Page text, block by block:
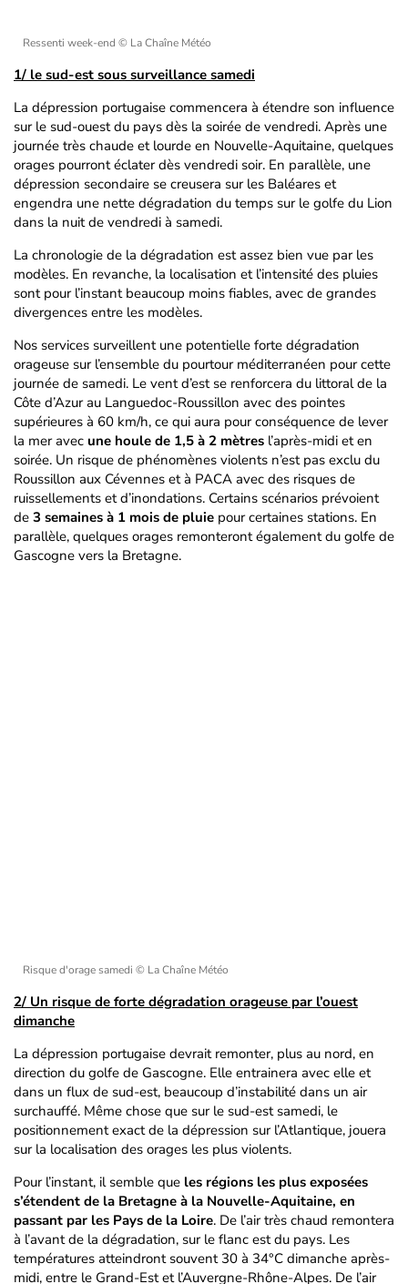
Ressenti week-end © La Chaîne Météo
1/ le sud-est sous surveillance samedi
La dépression portugaise commencera à étendre son influence
sur le sud-ouest du pays dès la soirée de vendredi. Après une
journée très chaude et lourde en Nouvelle-Aquitaine, quelques
orages pourront éclater dès vendredi soir. En parallèle, une
dépression secondaire se creusera sur les Baléares et
engendra une nette dégradation du temps sur le golfe du Lion
dans la nuit de vendredi à samedi.
La chronologie de la dégradation est assez bien vue par les
modèles. En revanche, la localisation et l’intensité des pluies
sont pour l’instant beaucoup moins fiables, avec de grandes
divergences entre les modèles.
Nos services surveillent une potentielle forte dégradation
orageuse sur l’ensemble du pourtour méditerranéen pour cette
journée de samedi. Le vent d’est se renforcera du littoral de la
Côte d’Azur au Languedoc-Roussillon avec des pointes
supérieures à 60 km/h, ce qui aura pour conséquence de lever
la mer avec une houle de 1,5 à 2 mètres l’après-midi et en
soirée. Un risque de phénomènes violents n’est pas exclu du
Roussillon aux Cévennes et à PACA avec des risques de
ruissellements et d’inondations. Certains scénarios prévoient
de 3 semaines à 1 mois de pluie pour certaines stations. En
parallèle, quelques orages remonteront également du golfe de
Gascogne vers la Bretagne.
Risque d'orage samedi © La Chaîne Météo
2/ Un risque de forte dégradation orageuse par l’ouest
dimanche
La dépression portugaise devrait remonter, plus au nord, en
direction du golfe de Gascogne. Elle entrainera avec elle et
dans un flux de sud-est, beaucoup d’instabilité dans un air
surchauffé. Même chose que sur le sud-est samedi, le
positionnement exact de la dépression sur l’Atlantique, jouera
sur la localisation des orages les plus violents.
Pour l’instant, il semble que les régions les plus exposées
s’étendent de la Bretagne à la Nouvelle-Aquitaine, en
passant par les Pays de la Loire. De l’air très chaud remontera
à l’avant de la dégradation, sur le flanc est du pays. Les
températures atteindront souvent 30 à 34°C dimanche après-
midi, entre le Grand-Est et l’Auvergne-Rhône-Alpes. De l’air